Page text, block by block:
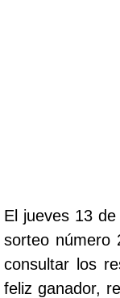
Caribeña
El jueves 13
sorteo número
consultar los
feliz ganador,